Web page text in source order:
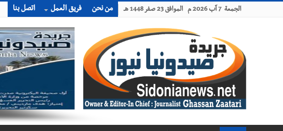
الجمعة 7 آب 2026 م الموافق 23 صفر 1448 هـ من نحن فريق العمل اتصل بنا